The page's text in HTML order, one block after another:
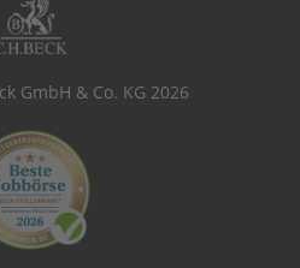
GmbH & Co. KG 2026